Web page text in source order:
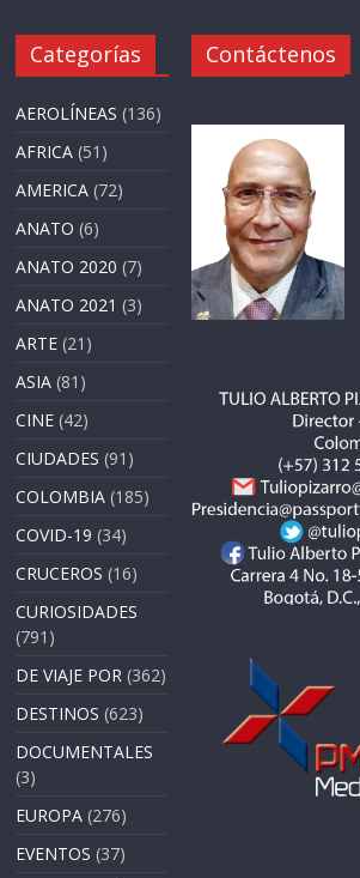
Categorías
AEROLÍNEAS (136)
AFRICA (51)
AMERICA (72)
ANATO (6)
ANATO 2020 (7)
ANATO 2021 (3)
ARTE (21)
ASIA (81)
CINE (42)
CIUDADES (91)
COLOMBIA (185)
COVID-19 (34)
CRUCEROS (16)
CURIOSIDADES
(791)
DE VIAJE POR (362)
DESTINOS (623)
DOCUMENTALES
(3)
EUROPA (276)
EVENTOS (37)
Contáctenos